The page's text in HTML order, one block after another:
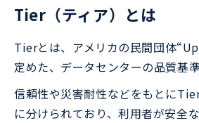
Tier（ティア）とは
Tierとは、アメリカの民間団体
定めた、データセンターの品質基準
信頼性や災害耐性などをもとに
に分けられており、利用者が安全